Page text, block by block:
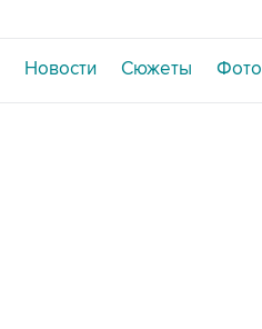
Новости Сюжеты Фото